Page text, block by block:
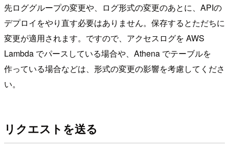
先ロググループの変更や、ログ形式の変更のあとに、APIの
デプロイをやり直す必要はありません。保存するとただちに
変更が適用されます。ですので、アクセスログを AWS
Lambda でパースしている場合や、Athena でテーブルを
作っている場合などは、形式の変更の影響を考慮してくださ
い。
リクエストを送る